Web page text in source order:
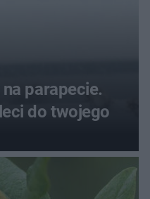
parapecie.
do twojego